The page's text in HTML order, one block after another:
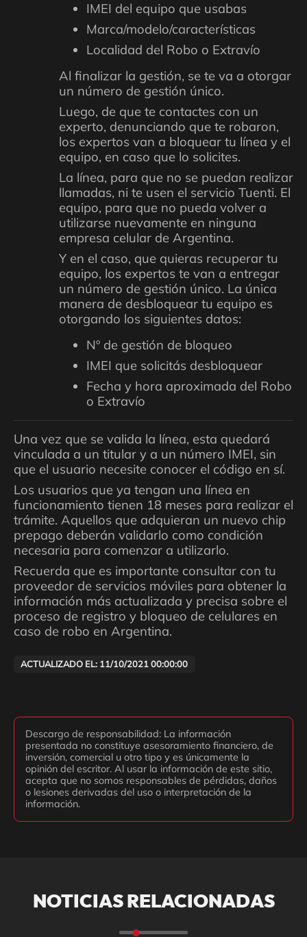
IMEI del equipo que usabas
Marca/modelo/características
Localidad del Robo o Extravío
Al finalizar la gestión, se te va a otorgar
un número de gestión único.
Luego, de que te contactes con un
experto, denunciando que te robaron,
los expertos van a bloquear tu línea y el
equipo, en caso que lo solicites.
La línea, para que no se puedan realizar
llamadas, ni te usen el servicio Tuenti. El
equipo, para que no pueda volver a
utilizarse nuevamente en ninguna
empresa celular de Argentina.
Y en el caso, que quieras recuperar tu
equipo, los expertos te van a entregar
un número de gestión único. La única
manera de desbloquear tu equipo es
otorgando los siguientes datos:
Nº de gestión de bloqueo
IMEI que solicitás desbloquear
Fecha y hora aproximada del Robo
o Extravío
Una vez que se valida la línea, esta quedará
vinculada a un titular y a un número IMEI, sin
que el usuario necesite conocer el código en sí.
Los usuarios que ya tengan una línea en
funcionamiento tienen 18 meses para realizar el
trámite. Aquellos que adquieran un nuevo chip
prepago deberán validarlo como condición
necesaria para comenzar a utilizarlo.
Recuerda que es importante consultar con tu
proveedor de servicios móviles para obtener la
información más actualizada y precisa sobre el
proceso de registro y bloqueo de celulares en
caso de robo en Argentina.
ACTUALIZADO EL: 11/10/2021 00:00:00
Descargo de responsabilidad: La información
presentada no constituye asesoramiento financiero, de
inversión, comercial u otro tipo y es únicamente la
opinión del escritor. Al usar la información de este sitio,
acepta que no somos responsables de pérdidas, daños
o lesiones derivadas del uso o interpretación de la
información.
NOTICIAS RELACIONADAS